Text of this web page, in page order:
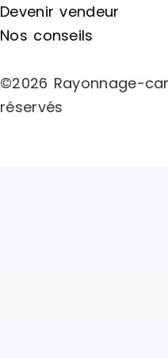
Devenir vendeur
Nos conseils
©2026 Rayonnage-
réservés